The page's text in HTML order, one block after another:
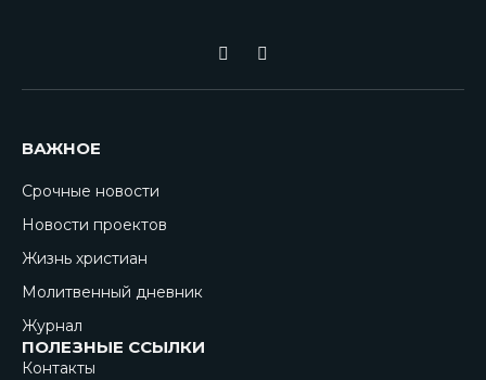
VKontakte
Telegram
ВАЖНОЕ
Срочные новости
Новости проектов
Жизнь христиан
Молитвенный дневник
Журнал
ПОЛЕЗНЫЕ ССЫЛКИ
Контакты